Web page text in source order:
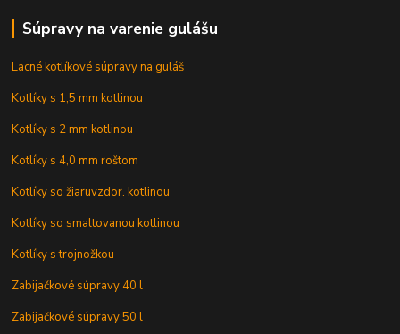
Súpravy na varenie gulášu
Lacné kotlíkové súpravy na guláš
Kotlíky s 1,5 mm kotlinou
Kotlíky s 2 mm kotlinou
Kotlíky s 4,0 mm roštom
Kotlíky so žiaruvzdor. kotlinou
Kotlíky so smaltovanou kotlinou
Kotlíky s trojnožkou
Zabijačkové súpravy 40 l
Zabijačkové súpravy 50 l